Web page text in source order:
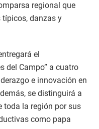
regional que
típicos, danzas y
el
del Campo” a cuatro
e innovación en
se distinguirá a
toda la región por sus
como papa